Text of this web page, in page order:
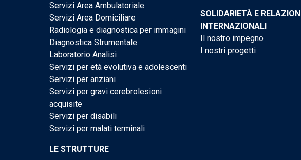
Servizi Area Ambulatoriale
Servizi Area Domiciliare
Radiologia e diagnostica per immagini
Diagnostica Strumentale
Laboratorio Analisi
Servizi per età evolutiva e adolescenti
Servizi per anziani
Servizi per gravi cerebrolesioni
acquisite
Servizi per disabili
Servizi per malati terminali
LE STRUTTURE
SOLIDARIETÀ E RELAZIONI
INTERNAZIONALI
Il nostro impegno
I nostri progetti